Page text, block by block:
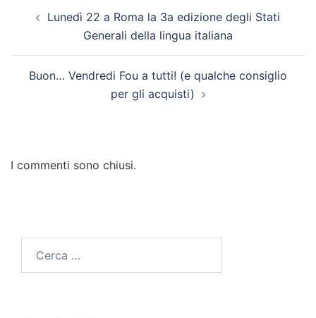
Lunedì 22 a Roma la 3a edizione degli Stati
Generali della lingua italiana
Buon… Vendredi Fou a tutti! (e qualche consiglio
per gli acquisti)
I commenti sono chiusi.